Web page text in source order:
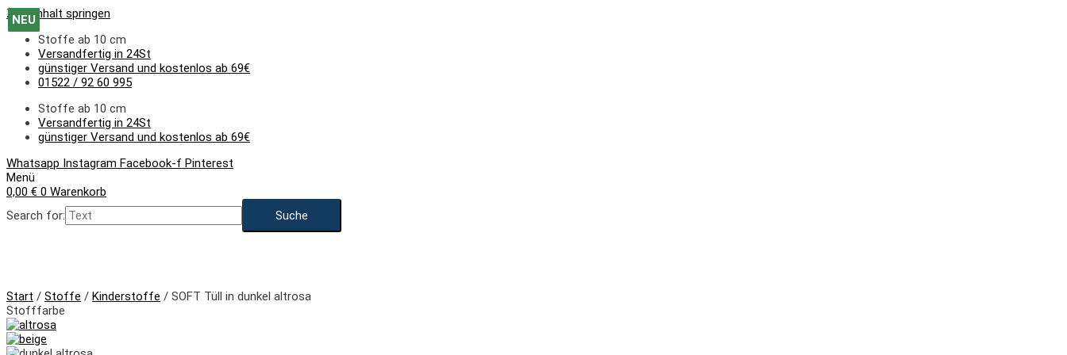
Zum Inhalt springen
Stoffe ab 10 cm
Versandfertig in 24St
günstiger Versand und kostenlos ab 69€
01522 / 92 60 995
Stoffe ab 10 cm
Versandfertig in 24St
günstiger Versand und kostenlos ab 69€
Whatsapp Instagram Facebook-f Pinterest
Menü
0,00 € 0 Warenkorb
Search for:
Start / Stoffe / Kinderstoffe / SOFT Tüll in dunkel altrosa
Stofffarbe
NEU
NEU
NEU
NEU
NEU
NEU
NEU
NEU
NEU
NEU
NEU
NEU